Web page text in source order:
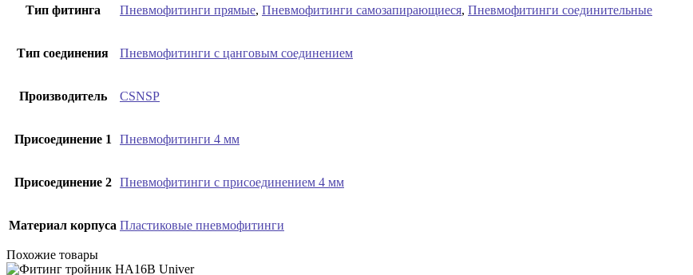
Тип фитинга Пневмофитинги прямые, Пневмофитинги самозапирающиеся, Пневмофитинги соединительные
Тип соединения Пневмофитинги с цанговым соединением
Производитель CSNSP
Присоединение 1 Пневмофитинги 4 мм
Присоединение 2 Пневмофитинги с присоединением 4 мм
Материал корпуса Пластиковые пневмофитинги
Похожие товары